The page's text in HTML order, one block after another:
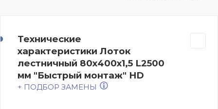
Технические
характеристики Лоток
лестничный 80х400х1,5 L2500
мм "Быстрый монтаж" HD
+ ПОДБОР ЗАМЕНЫ